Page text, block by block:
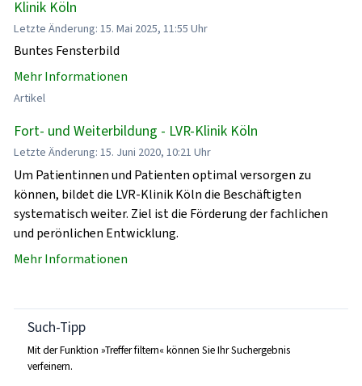
Klinik Köln
Letzte Änderung: 15. Mai 2025, 11:55 Uhr
Buntes Fensterbild
Mehr Informationen
Artikel
Fort- und Weiterbildung - LVR-Klinik Köln
Letzte Änderung: 15. Juni 2020, 10:21 Uhr
Um Patientinnen und Patienten optimal versorgen zu
können, bildet die LVR-Klinik Köln die Beschäftigten
systematisch weiter. Ziel ist die Förderung der fachlichen
und perönlichen Entwicklung.
Mehr Informationen
Such-Tipp
Mit der Funktion »Treffer filtern« können Sie Ihr Suchergebnis
verfeinern.